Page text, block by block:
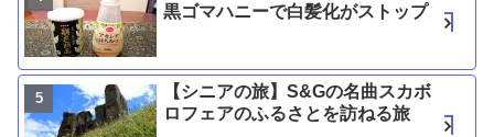
黒ゴマハニーで白髪化がストップ
【シニアの旅】S&Gの名曲スカボ
ロフェアのふるさとを訪ねる旅